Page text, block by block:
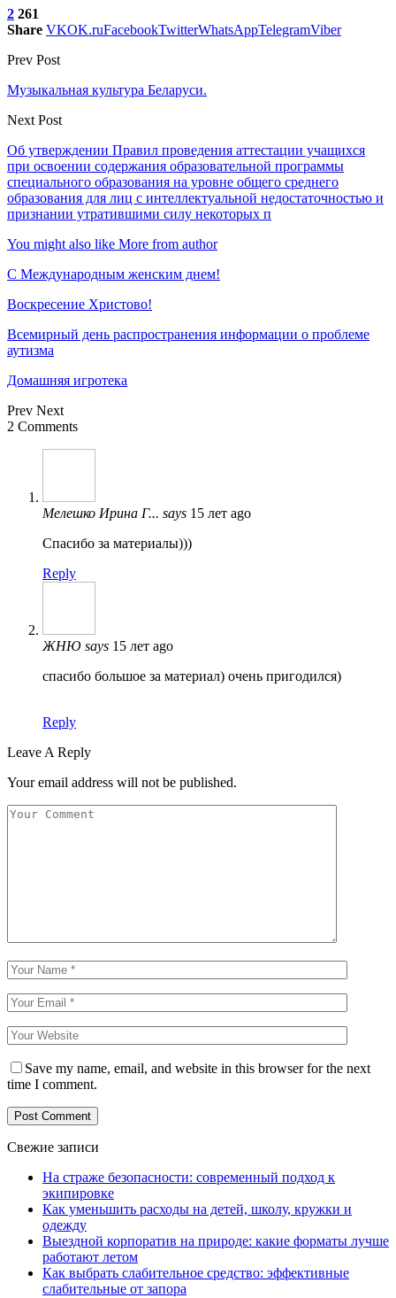
2 261
Share VKOK.ruFacebookTwitterWhatsAppTelegramViber
Prev Post
Музыкальная культура Беларуси.
Next Post
Об утверждении Правил проведения аттестации учащихся
при освоении содержания образовательной программы
специального образования на уровне общего среднего
образования для лиц с интеллектуальной недостаточностью и
признании утратившими силу некоторых п
You might also like More from author
С Международным женским днем!
Воскресение Xристово!
Всемирный день распространения информации о проблеме
аутизма
Домашняя игротека
Prev Next
2 Comments
Мелешко Ирина Г... says 15 лет ago
Спасибо за материалы)))
Reply
ЖНЮ says 15 лет ago
спасибо большое за материал) очень пригодился)
Reply
Leave A Reply
Your email address will not be published.
Save my name, email, and website in this browser for the next
time I comment.
Свежие записи
На страже безопасности: современный подход к
экипировке
Как уменьшить расходы на детей, школу, кружки и
одежду
Выездной корпоратив на природе: какие форматы лучше
работают летом
Как выбрать слабительное средство: эффективные
слабительные от запора